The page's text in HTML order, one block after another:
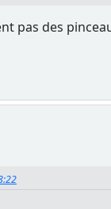
pas des